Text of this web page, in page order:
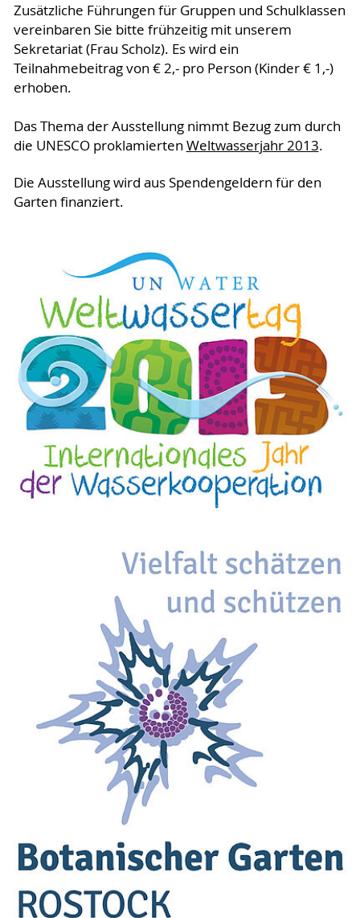
Zusätzliche Führungen für Gruppen und Schulklassen
vereinbaren Sie bitte frühzeitig mit unserem
Sekretariat (Frau Scholz). Es wird ein
Teilnahmebeitrag von € 2,- pro Person (Kinder € 1,-)
erhoben.
Das Thema der Ausstellung nimmt Bezug zum durch
die UNESCO proklamierten Weltwasserjahr 2013.
Die Ausstellung wird aus Spendengeldern für den
Garten finanziert.